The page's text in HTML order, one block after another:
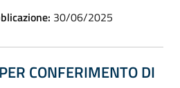
30/06/2025
CONFERIMENTO DI